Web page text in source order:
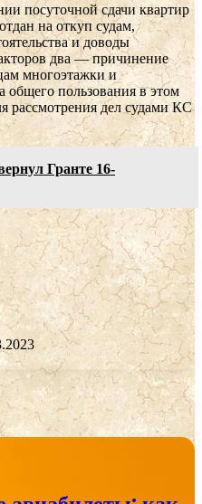
посуточной сдачи квартир
на откуп судам,
и доводы
два — причинение
многоэтажки и
общего пользования в этом
рассмотрения дел судами КС
Гранте 16-